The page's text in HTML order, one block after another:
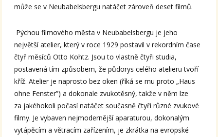
může se v Neubabelsbergu natáčet zároveň deset filmů.
Pýchou filmového města v Neubabelsbergu je jeho
největší atelier, který v roce 1929 postavil v rekordním čase
čtyř měsíců Otto Kohtz. Jsou to vlastně čtyři studia,
postavená tím způsobem, že půdorys celého atelieru tvoří
kříž. Atelier je naprosto bez oken (říká se mu proto „Haus
ohne Fenster”) a dokonale zvukotěsný, takže v něm lze
za jakéhokoli počasí natáčet současně čtyři různé zvukové
filmy. Je vybaven nejmodernější aparaturou, dokonalým
vytápěcím a větracím zařízením, je zkrátka na evropské